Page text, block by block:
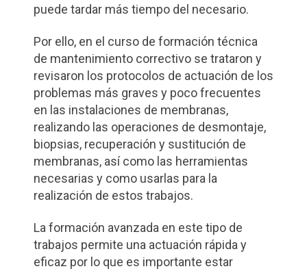
puede tardar más tiempo del necesario.
Por ello, en el curso de formación técnica
de mantenimiento correctivo se trataron y
revisaron los protocolos de actuación de los
problemas más graves y poco frecuentes
en las instalaciones de membranas,
realizando las operaciones de desmontaje,
biopsias, recuperación y sustitución de
membranas, así como las herramientas
necesarias y como usarlas para la
realización de estos trabajos.
La formación avanzada en este tipo de
trabajos permite una actuación rápida y
eficaz por lo que es importante estar